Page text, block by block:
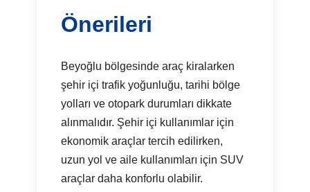
Önerileri
Beyoğlu bölgesinde araç kiralarken
şehir içi trafik yoğunluğu, tarihi bölge
yolları ve otopark durumları dikkate
alınmalıdır. Şehir içi kullanımlar için
ekonomik araçlar tercih edilirken,
uzun yol ve aile kullanımları için SUV
araçlar daha konforlu olabilir.